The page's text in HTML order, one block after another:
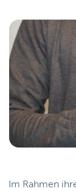
Im Rahmen